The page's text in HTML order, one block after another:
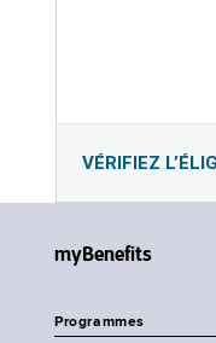
VÉRIFIEZ
myBenefits
Programmes